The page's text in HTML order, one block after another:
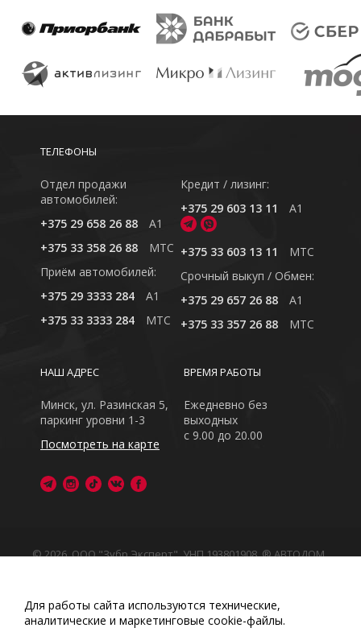
ТЕЛЕФОНЫ
Отдел продажи
автомобилей:
+375 29 658 26 88
A1
+375 33 358 26 88
MTC
Приём автомобилей:
+375 29 3333 284
A1
+375 33 3333 284
MTC
Кредит / лизинг:
+375 29 603 13 11
A1
+375 33 603 13 11
MTC
Cрочный выкуп / Обмен:
+375 29 657 26 88
A1
+375 33 357 26 88
MTC
ВРЕМЯ РАБОТЫ
Ежедневно без
выходных
с 9.00 до 20.00
НАШ АДРЕС
Минск, ул. Разинская 5,
паркинг уровни 1-3
Посмотреть на карте
© 2026, ООО "Зубр Эксперт", УНП 193801908. ® АВТОДОМ
Обращаем Ваше внимание на то, что данный интернет-
сайт носит исключительно информационный характер
Любое использование либо копирование материалов
Для работы сайта используются технические,
аналитические и маркетинговые сооkіе-файлы.